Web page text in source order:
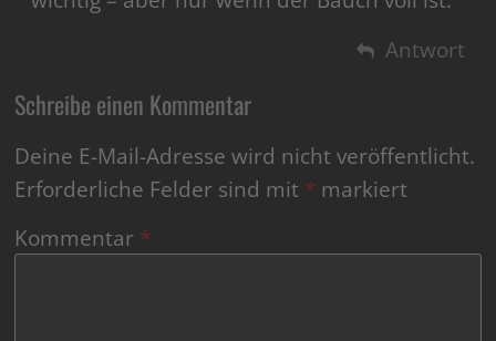
Antwort
Schreibe einen Kommentar
Deine E-Mail-Adresse wird nicht veröffentlicht.
Erforderliche Felder sind mit * markiert
Kommentar *